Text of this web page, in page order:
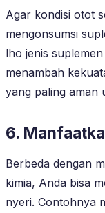
Agar kondisi otot
mengonsumsi
lho jenis
menambah
yang paling aman
6.
Berbeda dengan
kimia, Anda bisa
nyeri. Contohnya